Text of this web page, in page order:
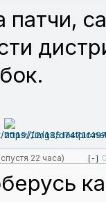
патчи,
22 часа) [-]